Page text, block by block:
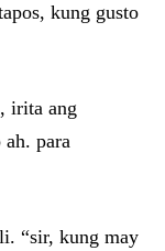
kung gusto
irita ang
ah. para
“sir, kung may